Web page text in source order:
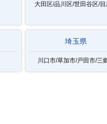
大田区/品川区/世田谷区/目
埼玉県
川口市/草加市/戸田市/三